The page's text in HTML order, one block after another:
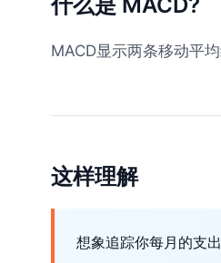
MACD显示两条移动平
这样理解
想象追踪你每月的支